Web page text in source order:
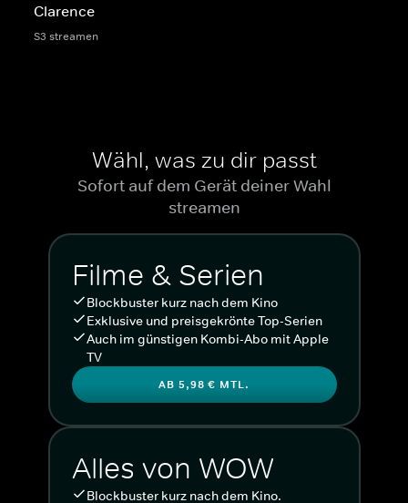
Clarence
S3 streamen
Wähl, was zu dir passt
Sofort auf dem Gerät deiner Wahl
streamen
Filme & Serien
Blockbuster kurz nach dem Kino
Exklusive und preisgekrönte Top-Serien
Auch im günstigen Kombi-Abo mit Apple
TV
AB 5,98 € MTL.
Alles von WOW
Blockbuster kurz nach dem Kino.